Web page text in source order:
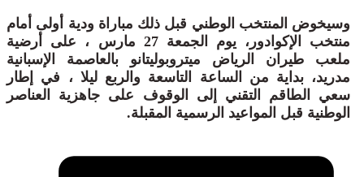
وسيخوض المنتخب الوطني قبل ذلك مباراة ودية أولى أمام
منتخب الإكوادور، يوم الجمعة 27 مارس ، على أرضية
ملعب طيران الرياض ميتروبوليتانو بالعاصمة الإسبانية
مدريد، بداية من الساعة التاسعة والربع ليلا ، في إطار
سعي الطاقم التقني إلى الوقوف على جاهزية العناصر
الوطنية قبل المواعيد الرسمية المقبلة.